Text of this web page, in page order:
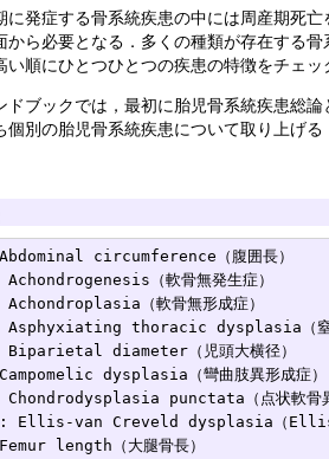
に発症する骨系統疾患の中には周産期死
から必要となる．多くの種類が存在する
い順にひとつひとつの疾患の特徴をチェ
ドブックでは，最初に胎児骨系統疾患総
個別の胎児骨系統疾患について取り上げる
circumference（腹囲長）
Achondrogenesis（軟骨無発生症）
Achondroplasia（軟骨無形成症）
Asphyxiating thoracic dysplasia（窒息
Biparietal diameter（児頭大横径）
dysplasia（彎曲肢異形成症）
Chondrodysplasia punctata（点状軟骨異
Ellis-van Creveld dysplasia（Ellis-
length（大腿骨長）